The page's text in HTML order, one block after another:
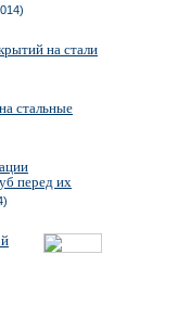
на стали
стальные
перед их